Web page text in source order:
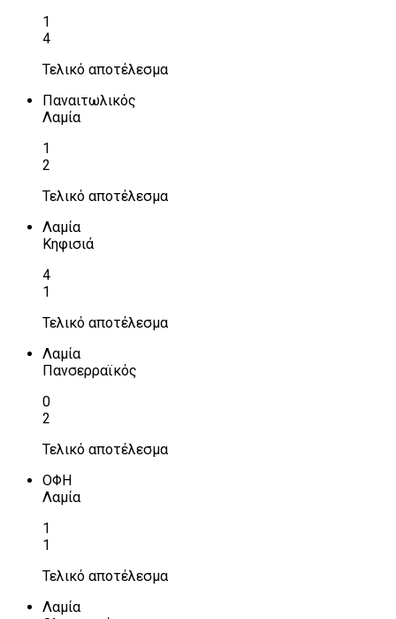
1
4
Τελικό αποτέλεσμα
Παναιτωλικός
Λαμία
1
2
Τελικό αποτέλεσμα
Λαμία
Κηφισιά
4
1
Τελικό αποτέλεσμα
Λαμία
Πανσερραϊκός
0
2
Τελικό αποτέλεσμα
ΟΦΗ
Λαμία
1
1
Τελικό αποτέλεσμα
Λαμία